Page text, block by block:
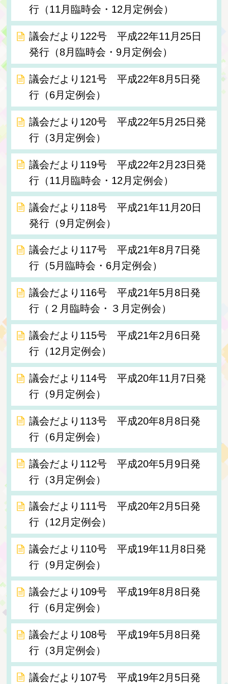
行（11月臨時会・12月定例会）
議会だより122号 平成22年11月25日
発行（8月臨時会・9月定例会）
議会だより121号 平成22年8月5日発
行（6月定例会）
議会だより120号 平成22年5月25日発
行（3月定例会）
議会だより119号 平成22年2月23日発
行（11月臨時会・12月定例会）
議会だより118号 平成21年11月20日
発行（9月定例会）
議会だより117号 平成21年8月7日発
行（5月臨時会・6月定例会）
議会だより116号 平成21年5月8日発
行（２月臨時会・３月定例会）
議会だより115号 平成21年2月6日発
行（12月定例会）
議会だより114号 平成20年11月7日発
行（9月定例会）
議会だより113号 平成20年8月8日発
行（6月定例会）
議会だより112号 平成20年5月9日発
行（3月定例会）
議会だより111号 平成20年2月5日発
行（12月定例会）
議会だより110号 平成19年11月8日発
行（9月定例会）
議会だより109号 平成19年8月8日発
行（6月定例会）
議会だより108号 平成19年5月8日発
行（3月定例会）
議会だより107号 平成19年2月5日発